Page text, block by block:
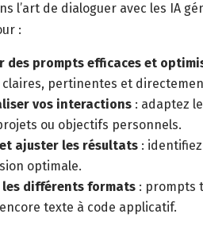
l’art de dialoguer avec les IA
:
des prompts efficaces et
claires, pertinentes et
vos interactions : adaptez
ou objectifs personnels.
ajuster les résultats :
optimale.
les différents formats : prompts
texte à code applicatif.